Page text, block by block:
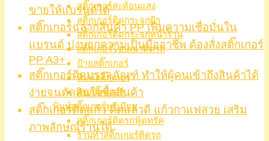
สติ๊กเกอร์สะท้อนแสง
สติ๊กเกอร์ติดกระจกฝ้า
สติ๊กเกอร์ติดกระจกหน้าร้าน
สติ๊กเกอร์โฆษณาติดรถ
ป้ายสติ๊กเกอร์
พิมพ์สติ๊กเกอร์
ตัดสติ๊กเกอร์
พิมพ์สติ๊กเกอร์พรีเมียม
สติ๊กเกอร์ติดรถฟู้ดทรัค
ร้านทำสติ๊กเกอร์ติดรถ
ขายให้แบรนด์ได้
สติ๊กเกอร์ฉลากสินค้า PP เพิ่มความเชื่อมั่นใน
แบรนด์ บ่งบอกความเป็นมืออาชีพ ต้องสั่งสติ๊กเกอร์
PP A3+
สติ๊กเกอร์ติดบรรจุภัณฑ์ ทำให้ผู้คนเข้าถึงสินค้าได้
ง่ายจนตัดสินใจซื้อสินค้า
สติ๊กเกอร์ติดแก้ว ติดแล้วดี แก้วกาแฟสวย เสริม
ภาพลักษณ์ร้านได้